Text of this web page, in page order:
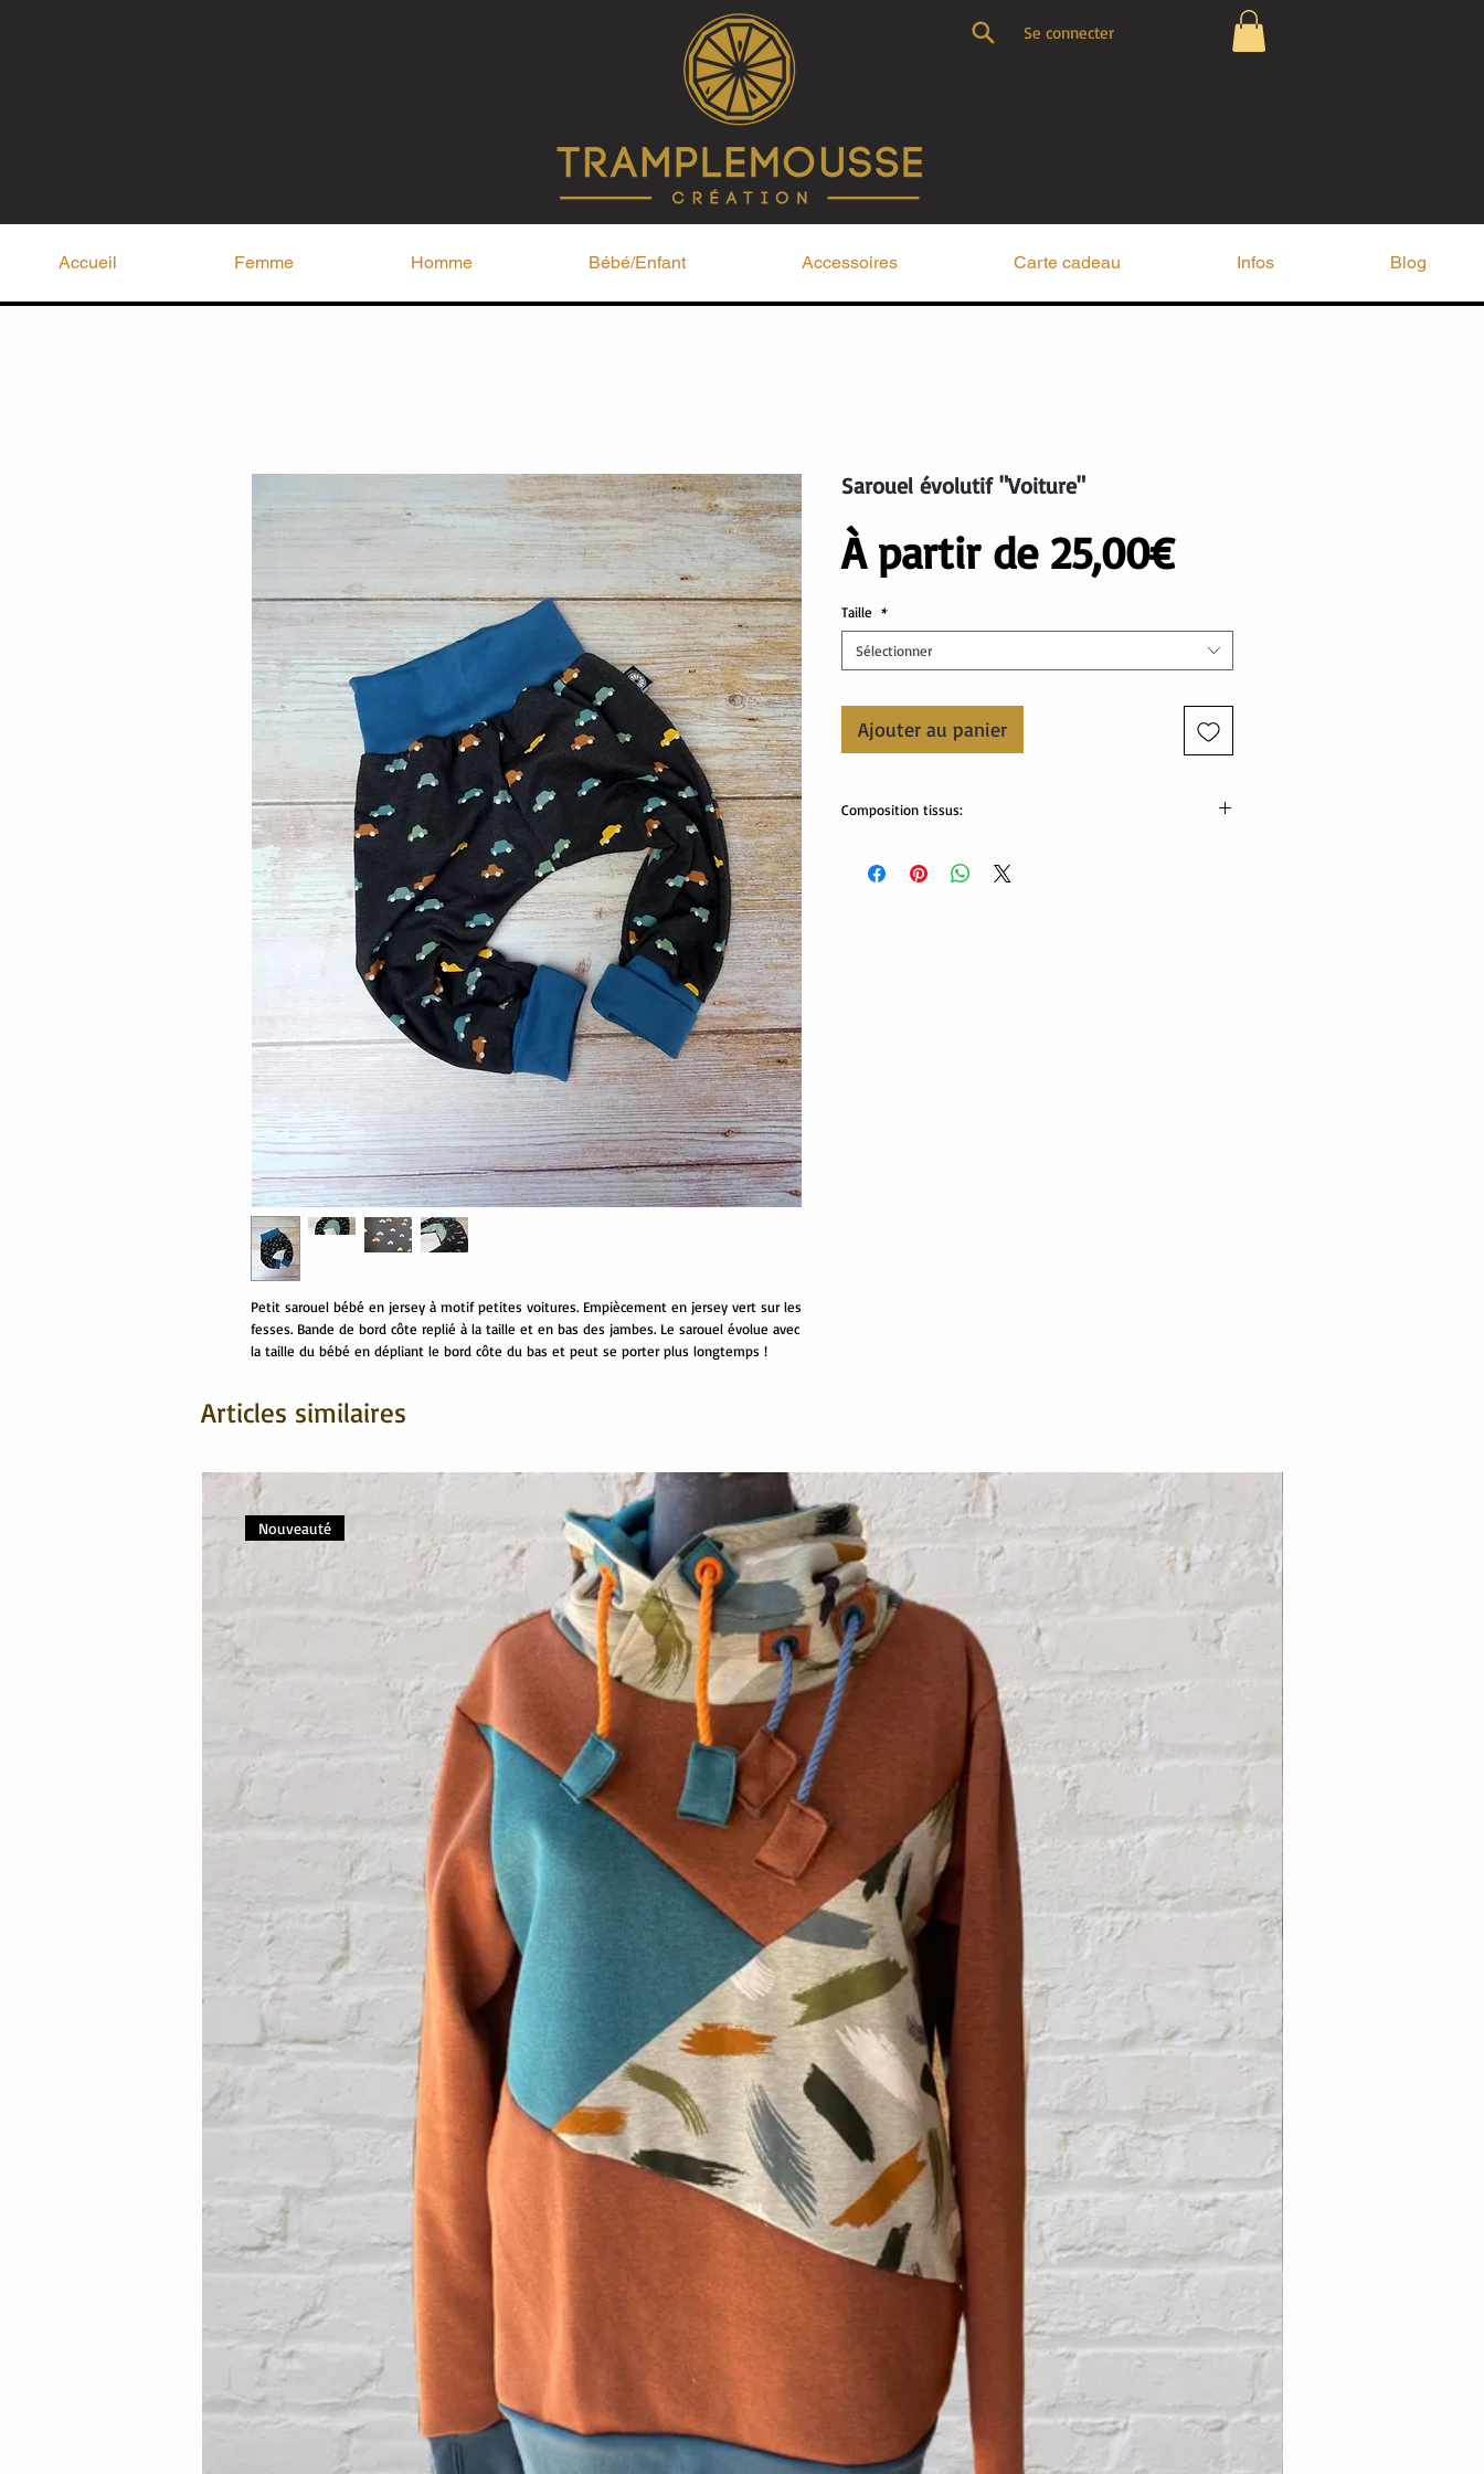
Petit sarouel bébé en jersey à motif petites voitures. Empiècement en jersey vert sur les
fesses. Bande de bord côte replié à la taille et en bas des jambes. Le sarouel évolue avec
la taille du bébé en dépliant le bord côte du bas et peut se porter plus longtemps !
Sarouel évolutif "Voiture"
À partir de 25,00€Prix
Taille *
Sélectionner
Ajouter au panier
Composition tissus:
jersey voiture: 60% coton, 35% polyester, 5% élasthanne
Articles similaires
Nouveauté
Accueil Femme Homme Bébé/Enfant Accessoires Carte cadeau Infos Blog
Se connecter